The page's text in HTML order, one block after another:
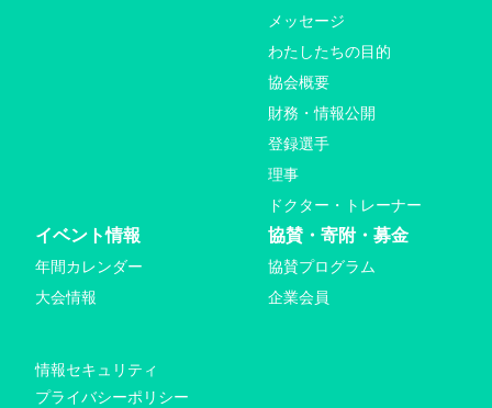
メッセージ
わたしたちの目的
協会概要
財務・情報公開
登録選手
理事
ドクター・トレーナー
イベント情報
年間カレンダー
大会情報
協賛・寄附・募金
協賛プログラム
企業会員
情報セキュリティ
プライバシーポリシー